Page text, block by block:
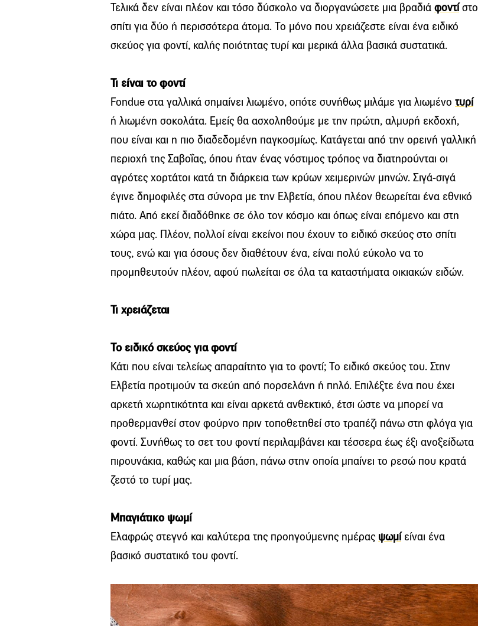
Τελικά δεν είναι πλέον και τόσο δύσκολο να διοργανώσετε μια βραδιά φοντίστο
σπίτι για δύο ή περισσότερα άτομα. Το μόνο που χρειάζεστε είναι ένα ειδικό
σκεύος για φοντί, καλής ποιότητας τυρί και μερικά άλλα βασικά συστατικά.
Τι είναι το φοντί
Fondue στα γαλλικά σημαίνει λιωμένο, οπότε συνήθως μιλάμε για λιωμένο τυρί
ή λιωμένη σοκολάτα. Εμείς θα ασχοληθούμε με την πρώτη, αλμυρή εκδοχή,
που είναι και η πιο διαδεδομένη παγκοσμίως. Κατάγεται από την ορεινή γαλλική
περιοχή της Σαβοΐας, όπου ήταν ένας νόστιμος τρόπος να διατηρούνται οι
αγρότες χορτάτοι κατά τη διάρκεια των κρύων χειμερινών μηνών. Σιγά-σιγά
έγινε δημοφιλές στα σύνορα με την Ελβετία, όπου πλέον θεωρείται ένα εθνικό
πιάτο. Από εκεί διαδόθηκε σε όλο τον κόσμο και όπως είναι επόμενο και στη
χώρα μας. Πλέον, πολλοί είναι εκείνοι που έχουν το ειδικό σκεύος στο σπίτι
τους, ενώ και για όσους δεν διαθέτουν ένα, είναι πολύ εύκολο να το
προμηθευτούν πλέον, αφού πωλείται σε όλα τα καταστήματα οικιακών ειδών.
Τι χρειάζεται
Το ειδικό σκεύος για φοντί
Κάτι που είναι τελείως απαραίτητο για το φοντί; Το ειδικό σκεύος του. Στην
Ελβετία προτιμούν τα σκεύη από πορσελάνη ή πηλό. Επιλέξτε ένα που έχει
αρκετή χωρητικότητα και είναι αρκετά ανθεκτικό, έτσι ώστε να μπορεί να
προθερμανθεί στον φούρνο πριν τοποθετηθεί στο τραπέζι πάνω στη φλόγα για
φοντί. Συνήθως το σετ του φοντί περιλαμβάνει και τέσσερα έως έξι ανοξείδωτα
πιρουνάκια, καθώς και μια βάση, πάνω στην οποία μπαίνει το ρεσώ που κρατά
ζεστό το τυρί μας.
Μπαγιάτικο ψωμί
Ελαφρώς στεγνό και καλύτερα της προηγούμενης ημέρας ψωμίείναι ένα
βασικό συστατικό του φοντί.